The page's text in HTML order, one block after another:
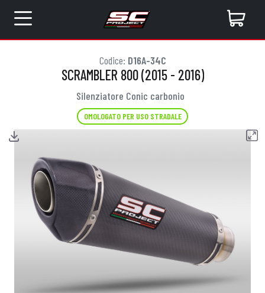
Codice: D16A-34C
SCRAMBLER 800 (2015 - 2016)
Silenziatore Conic carbonio
OMOLOGATO PER USO STRADALE